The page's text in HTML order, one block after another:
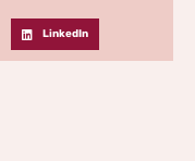
LinkedIn